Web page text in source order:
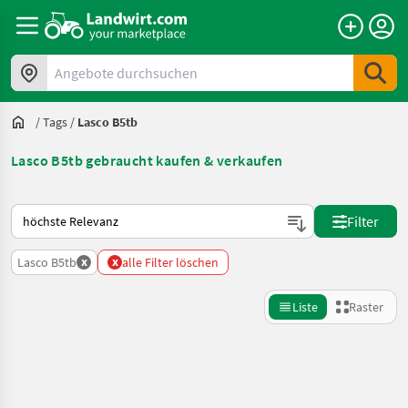
Angebote durchsuchen
/Tags / Lasco B5tb
Lasco B5tb gebraucht kaufen & verkaufen
So wird auf Landwirt.com sortiert
Filter
Lasco B5tb x x alle Filter löschen
Liste Raster